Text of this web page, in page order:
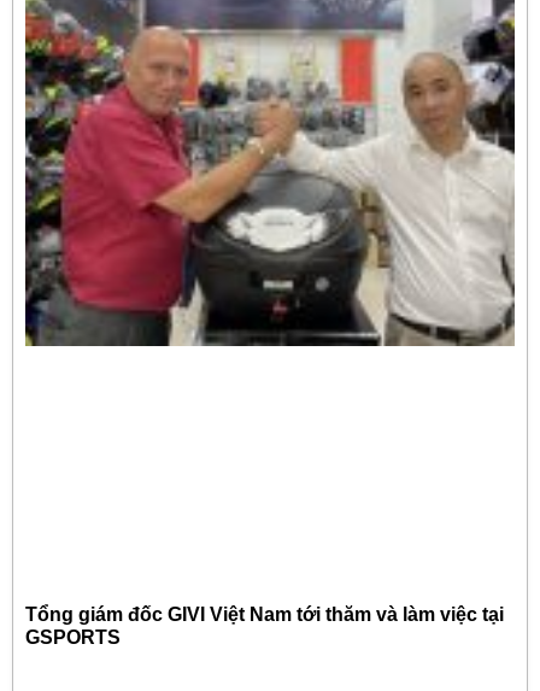
Tổng giám đốc GIVI Việt Nam tới thăm và làm việc tại
GSPORTS